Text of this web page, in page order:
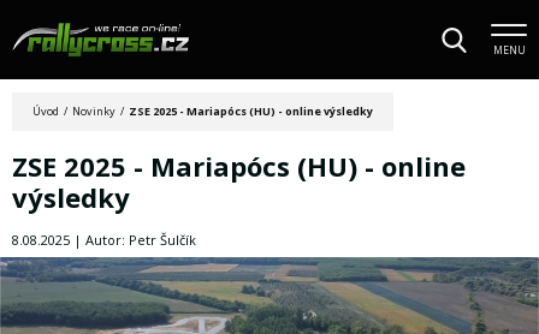
MENU
Úvod / Novinky / ZSE 2025 - Mariapócs (HU) - online výsledky
ZSE 2025 - Mariapócs (HU) - online
výsledky
8.08.2025 | Autor: Petr Šulčík